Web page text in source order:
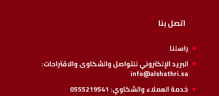
اتصل بنا
راسلنا
البريد الإلكتروني للتواصل والشكاوى والاقتراحات:
info@alshathri.sa
خدمة العملاء والشكاوي: 0555219541